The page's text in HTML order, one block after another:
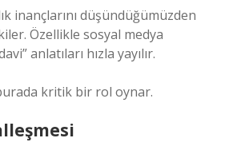
inançlarını düşündüğümüzden
Özellikle sosyal medya
anlatıları hızla yayılır.
kritik bir rol oynar.